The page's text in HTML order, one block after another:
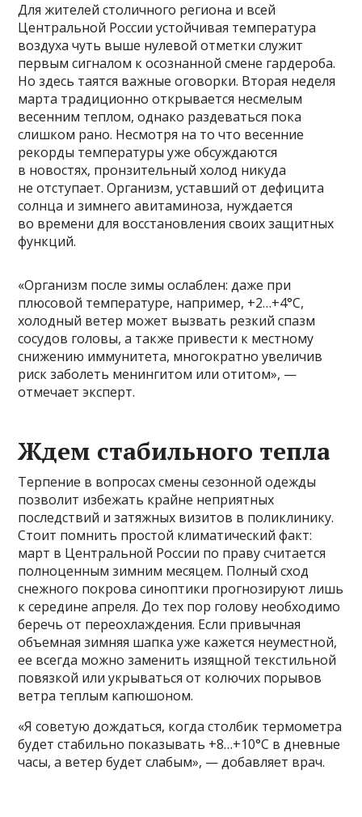
Для жителей столичного региона и всей
Центральной России устойчивая температура
воздуха чуть выше нулевой отметки служит
первым сигналом к осознанной смене гардероба.
Но здесь таятся важные оговорки. Вторая неделя
марта традиционно открывается несмелым
весенним теплом, однако раздеваться пока
слишком рано. Несмотря на то что весенние
рекорды температуры уже обсуждаются
в новостях, пронзительный холод никуда
не отступает. Организм, уставший от дефицита
солнца и зимнего авитаминоза, нуждается
во времени для восстановления своих защитных
функций.
«Организм после зимы ослаблен: даже при
плюсовой температуре, например, +2…+4°C,
холодный ветер может вызвать резкий спазм
сосудов головы, а также привести к местному
снижению иммунитета, многократно увеличив
риск заболеть менингитом или отитом», —
отмечает эксперт.
Ждем стабильного тепла
Терпение в вопросах смены сезонной одежды
позволит избежать крайне неприятных
последствий и затяжных визитов в поликлинику.
Стоит помнить простой климатический факт:
март в Центральной России по праву считается
полноценным зимним месяцем. Полный сход
снежного покрова синоптики прогнозируют лишь
к середине апреля. До тех пор голову необходимо
беречь от переохлаждения. Если привычная
объемная зимняя шапка уже кажется неуместной,
ее всегда можно заменить изящной текстильной
повязкой или укрываться от колючих порывов
ветра теплым капюшоном.
«Я советую дождаться, когда столбик термометра
будет стабильно показывать +8…+10°C в дневные
часы, а ветер будет слабым», — добавляет врач.